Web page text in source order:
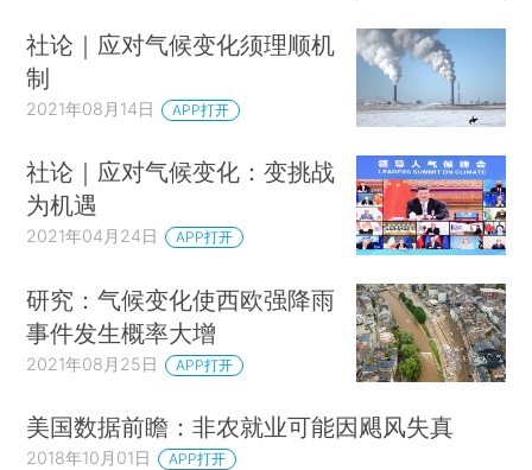
社论｜应对气候变化须理顺机
制
2021年08月14日 APP打开
社论｜应对气候变化：变挑战
为机遇
2021年04月24日 APP打开
研究：气候变化使西欧强降雨
事件发生概率大增
2021年08月25日 APP打开
美国数据前瞻：非农就业可能因飓风失真
2018年10月01日 APP打开